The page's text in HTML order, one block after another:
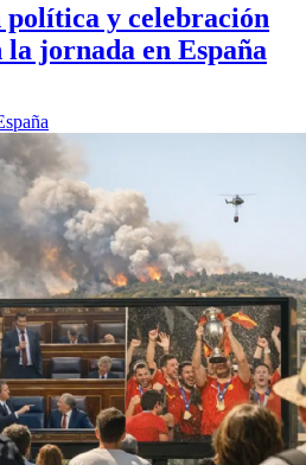
política y celebración
jornada en España